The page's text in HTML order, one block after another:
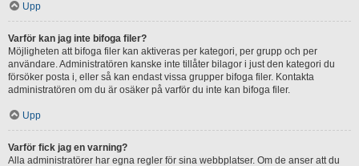
Upp
Varför kan jag inte bifoga filer?
Möjligheten att bifoga filer kan aktiveras per kategori, per grupp och per
användare. Administratören kanske inte tillåter bilagor i just den kategori du
försöker posta i, eller så kan endast vissa grupper bifoga filer. Kontakta
administratören om du är osäker på varför du inte kan bifoga filer.
Upp
Varför fick jag en varning?
Alla administratörer har egna regler för sina webbplatser. Om de anser att du